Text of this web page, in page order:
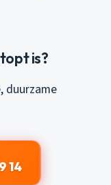
is?
duurzame
14